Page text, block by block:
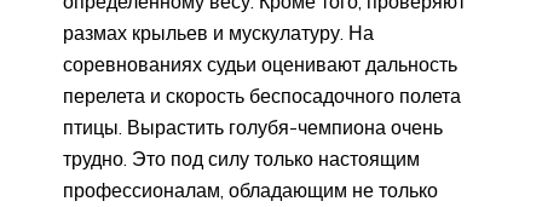
размах крыльев и мускулатуру. На
соревнованиях судьи оценивают дальность
перелета и скорость беспосадочного полета
птицы. Вырастить голубя-чемпиона очень
трудно. Это под силу только настоящим
профессионалам, обладающим не только